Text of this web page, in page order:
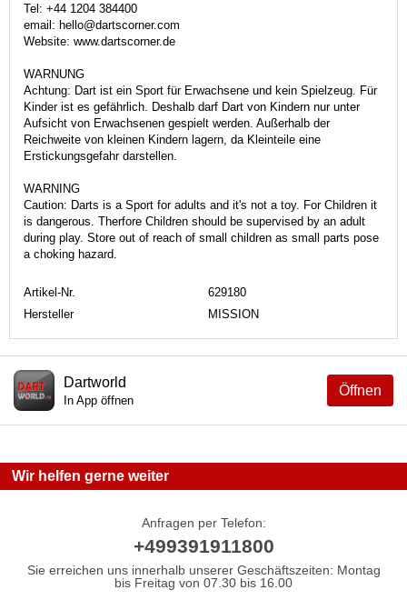
Tel: +44 1204 384400
email: hello@dartscorner.com
Website: www.dartscorner.de
WARNUNG
Achtung: Dart ist ein Sport für Erwachsene und kein Spielzeug. Für
Kinder ist es gefährlich. Deshalb darf Dart von Kindern nur unter
Aufsicht von Erwachsenen gespielt werden. Außerhalb der
Reichweite von kleinen Kindern lagern, da Kleinteile eine
Erstickungsgefahr darstellen.
WARNING
Caution: Darts is a Sport for adults and it's not a toy. For Children it
is dangerous. Therfore Children should be supervised by an adult
during play. Store out of reach of small children as small parts pose
a choking hazard.
Artikel-Nr.
629180
Hersteller
MISSION
Öffnen
Dartworld
In App öffnen
Wir helfen gerne weiter
Anfragen per Telefon:
+499391911800
Sie erreichen uns innerhalb unserer Geschäftszeiten: Montag
bis Freitag von 07.30 bis 16.00